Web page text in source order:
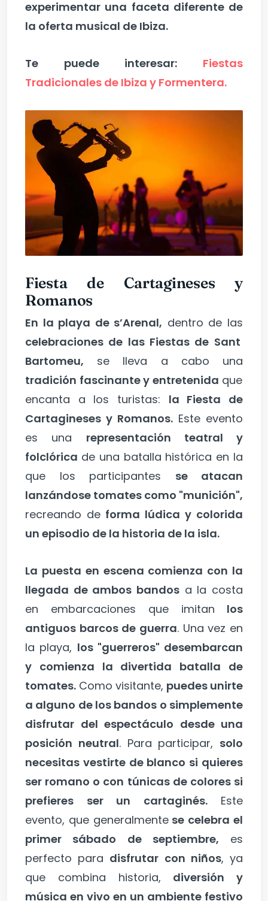
experimentar una faceta diferente de
la oferta musical de Ibiza.
Te puede interesar: Fiestas
Tradicionales de Ibiza y Formentera.
Fiesta de Cartagineses y
Romanos
En la playa de s’Arenal, dentro de las
celebraciones de las Fiestas de Sant
Bartomeu, se lleva a cabo una
tradición fascinante y entretenida que
encanta a los turistas: la Fiesta de
Cartagineses y Romanos. Este evento
es una representación teatral y
folclórica de una batalla histórica en la
que los participantes se atacan
lanzándose tomates como "munición",
recreando de forma lúdica y colorida
un episodio de la historia de la isla.
La puesta en escena comienza con la
llegada de ambos bandos a la costa
en embarcaciones que imitan los
antiguos barcos de guerra. Una vez en
la playa, los "guerreros" desembarcan
y comienza la divertida batalla de
tomates. Como visitante, puedes unirte
a alguno de los bandos o simplemente
disfrutar del espectáculo desde una
posición neutral. Para participar, solo
necesitas vestirte de blanco si quieres
ser romano o con túnicas de colores si
prefieres ser un cartaginés.Este
evento, que generalmentese celebra el
primer sábado de septiembre, es
perfecto para disfrutar con niños, ya
que combina historia, diversión y
música en vivo en un ambiente festivo